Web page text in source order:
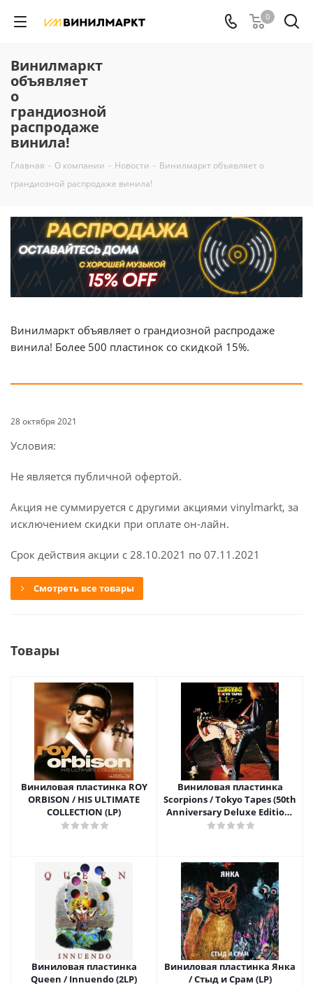
0
Винилмаркт
объявляет
о
грандиозной
распродаже
винила!
Главная - О компании - Новости - Винилмаркт объявляет о
грандиозной распродаже винила!
Винилмаркт объявляет о грандиозной распродаже
винила! Более 500 пластинок со скидкой 15%.
28 октября 2021
Условия:
Не является публичной офертой.
Акция не суммируется с другими акциями vinylmarkt, за
исключением скидки при оплате он-лайн.
Срок действия акции с 28.10.2021 по 07.11.2021
Смотреть все товары
Товары
Виниловая пластинка ROY
ORBISON / HIS ULTIMATE
COLLECTION (LP)
Виниловая пластинка
Scorpions / Tokyo Tapes (50th
Anniversary Deluxe Edition)
(2LP+2CD)
Виниловая пластинка
Queen / Innuendo (2LP)
Виниловая пластинка Янка
/ Стыд и Срам (LP)